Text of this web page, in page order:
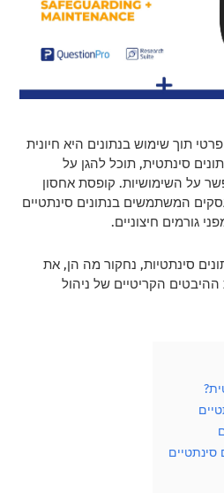
תוך שימוש בנתונים היא חיונית
סינתטית, תוכל להגן על
על השימושיות. קופסת אחסון
המשתמשים בנתונים סינתטיים
גורמים חיצוניים.
סינתטיות, נחקור מה הן, את
ההיבטים הקריטיים של ניהול
סינתטיים